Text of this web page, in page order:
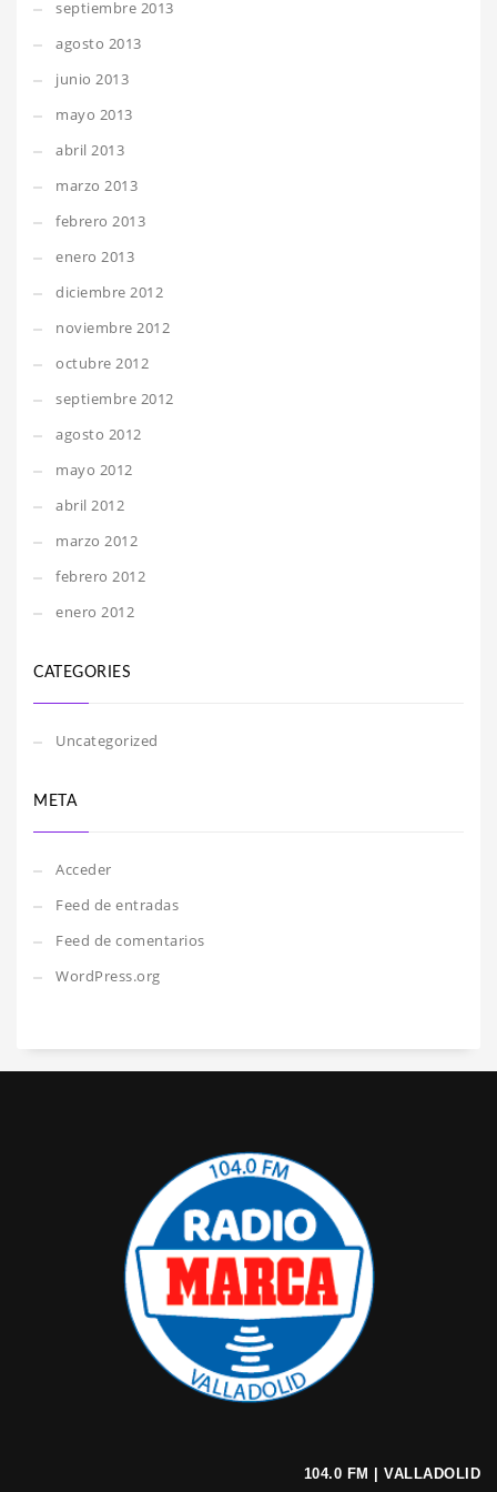
septiembre 2013
agosto 2013
junio 2013
mayo 2013
abril 2013
marzo 2013
febrero 2013
enero 2013
diciembre 2012
noviembre 2012
octubre 2012
septiembre 2012
agosto 2012
mayo 2012
abril 2012
marzo 2012
febrero 2012
enero 2012
CATEGORIES
Uncategorized
META
Acceder
Feed de entradas
Feed de comentarios
WordPress.org
104.0 FM | VALLADOLID